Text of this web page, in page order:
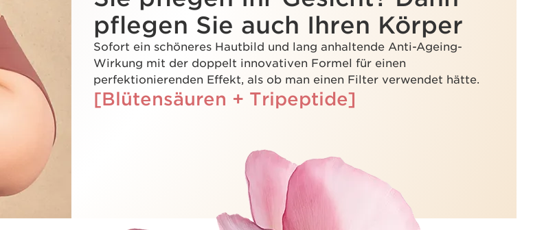
pflegen Sie auch Ihren Körper
Sofort ein schöneres Hautbild und lang anhaltende Anti-Ageing-
Wirkung mit der doppelt innovativen Formel für einen
perfektionierenden Effekt, als ob man einen Filter verwendet hätte.
[Blütensäuren + Tripeptide]